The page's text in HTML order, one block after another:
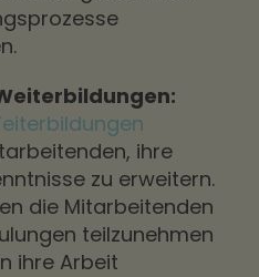
ihre
zu erweitern.
die Mitarbeitenden
teilzunehmen
ihre Arbeit